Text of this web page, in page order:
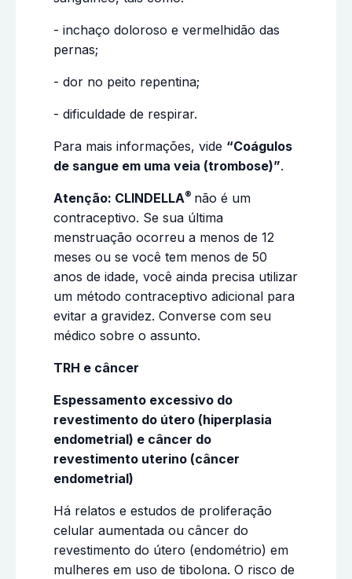
- inchaço doloroso e vermelhidão das
pernas;
- dor no peito repentina;
- dificuldade de respirar.
Para mais informações, vide “Coágulos
de sangue em uma veia (trombose)”.
Atenção: CLINDELLA® não é um
contraceptivo. Se sua última
menstruação ocorreu a menos de 12
meses ou se você tem menos de 50
anos de idade, você ainda precisa utilizar
um método contraceptivo adicional para
evitar a gravidez. Converse com seu
médico sobre o assunto.
TRH e câncer
Espessamento excessivo do
revestimento do útero (hiperplasia
endometrial) e câncer do
revestimento uterino (câncer
endometrial)
Há relatos e estudos de proliferação
celular aumentada ou câncer do
revestimento do útero (endométrio) em
mulheres em uso de tibolona. O risco de